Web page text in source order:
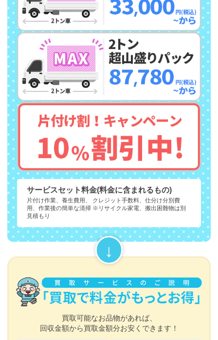
サービスセット料金(料金に含まれるもの)
片付け作業、養生費用、 クレジット手数料、仕分け分別費
用、作業後の簡単な清掃 ※リサイクル家電、搬出困難物は別
見積もり
買取可能なお品物があれば、
回収金額から買取金額分お安くできます！